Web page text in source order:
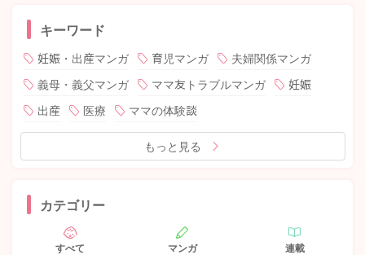
キーワード
妊娠・出産マンガ 育児マンガ
夫婦関係マンガ
義母・義父マンガ
ママ友トラブルマンガ
妊娠
出産
医療 ママの体験談
もっと見る
カテゴリー
すべて マンガ 連載